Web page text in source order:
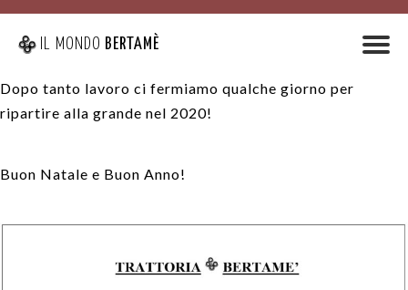
IL MONDO BERTAMÈ
Dopo tanto lavoro ci fermiamo qualche giorno per
ripartire alla grande nel 2020!
Buon Natale e Buon Anno!